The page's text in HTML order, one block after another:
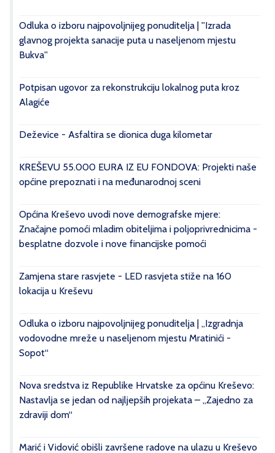
Odluka o izboru najpovoljnijeg ponuditelja | ''Izrada
glavnog projekta sanacije puta u naseljenom mjestu
Bukva''
Potpisan ugovor za rekonstrukciju lokalnog puta kroz
Alagiće
Deževice - Asfaltira se dionica duga kilometar
KREŠEVU 55.000 EURA IZ EU FONDOVA: Projekti naše
općine prepoznati i na međunarodnoj sceni
Općina Kreševo uvodi nove demografske mjere:
Značajne pomoći mladim obiteljima i poljoprivrednicima -
besplatne dozvole i nove financijske pomoći
Zamjena stare rasvjete - LED rasvjeta stiže na 160
lokacija u Kreševu
Odluka o izboru najpovoljnijeg ponuditelja | „Izgradnja
vodovodne mreže u naseljenom mjestu Mratinići -
Sopot“
Nova sredstva iz Republike Hrvatske za općinu Kreševo:
Nastavlja se jedan od najljepših projekata – „Zajedno za
zdraviji dom“
Marić i Vidović obišli završene radove na ulazu u Kreševo